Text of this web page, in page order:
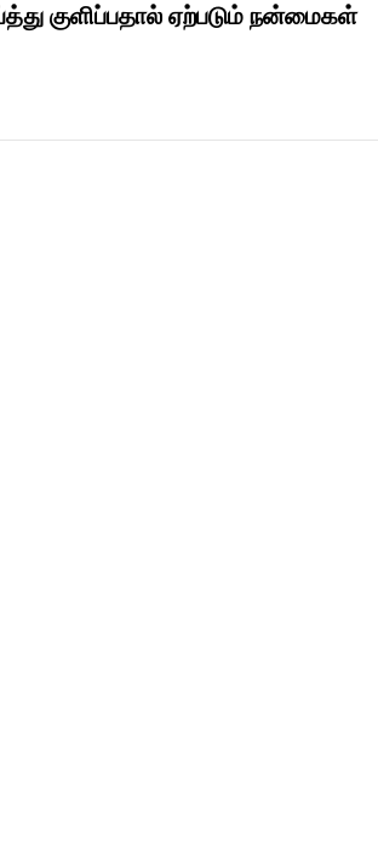
குளிப்பதால் ஏற்படும் நன்மைகள்